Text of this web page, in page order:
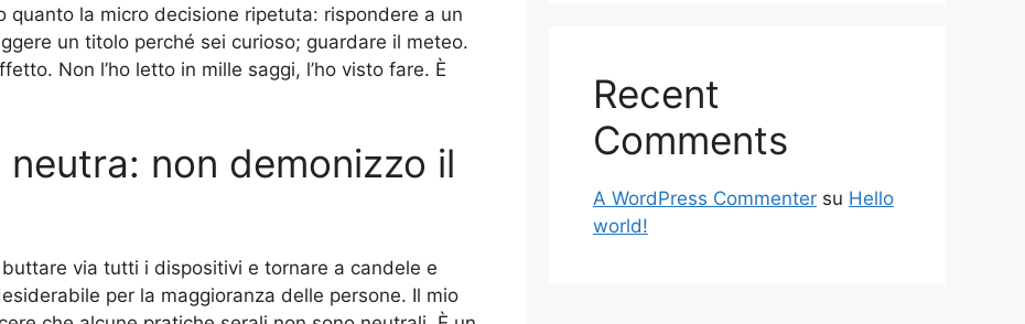
quanto la micro decisione ripetuta: rispondere a un
un titolo perché sei curioso; guardare il meteo.
Non l’ho letto in mille saggi, l’ho visto fare. È
non demonizzo il
via tutti i dispositivi e tornare a candele e
per la maggioranza delle persone. Il mio
Recent
Comments
A WordPress Commenter su Hello
world!